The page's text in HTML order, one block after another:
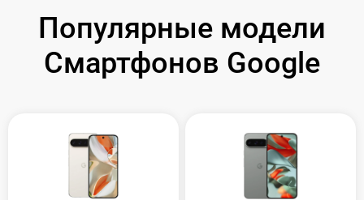
Популярные модели
Смартфонов Google